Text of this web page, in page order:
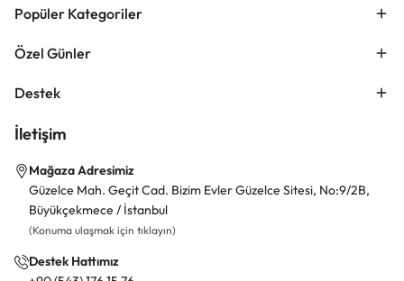
Popüler Kategoriler
Özel Günler
Destek
İletişim
Mağaza Adresimiz
Güzelce Mah. Geçit Cad. Bizim Evler Güzelce Sitesi, No:9/2B,
Büyükçekmece / İstanbul
(Konuma ulaşmak için tıklayın)
Destek Hattımız